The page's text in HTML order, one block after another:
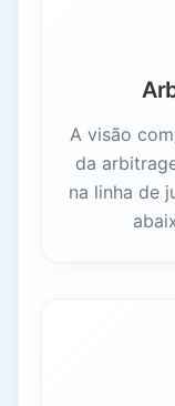
A visão
da
na linha de